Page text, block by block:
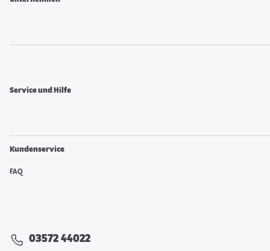
Service und Hilfe
Kundenservice
FAQ
03572 44022